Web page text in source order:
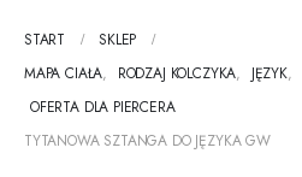
START
SKLEP
MAPA CIAŁA, RODZAJ KOLCZYKA, JĘZYK,
OFERTA DLA PIERCERA
TYTANOWA SZTANGA DO JĘZYKA GW